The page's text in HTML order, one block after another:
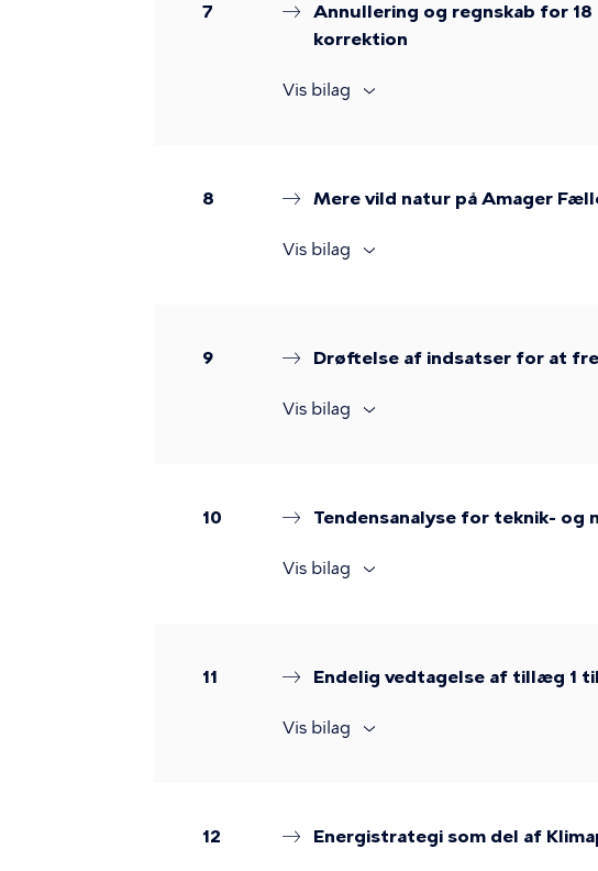
7
Annullering og regnskab for
korrektion
Vis bilag
8 Mere vild natur på Amager
Vis bilag
9 Drøftelse af indsatser for at
Vis bilag
10 Tendensanalyse for teknik- og
Vis bilag
11 Endelig vedtagelse af tillæg 1
Vis bilag
12 Energistrategi som del af